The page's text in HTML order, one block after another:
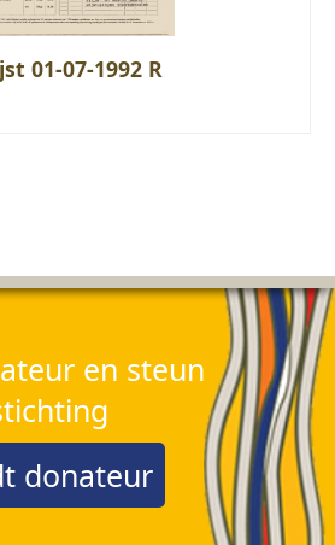
01-07-1992 R
en steun
donateur